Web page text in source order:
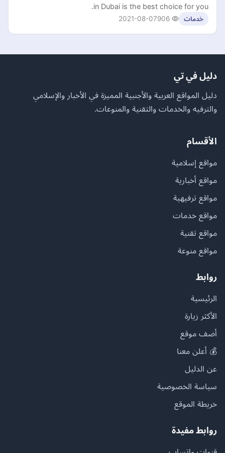
in Dubai is the best choice for you.
خدمات 2021-08-07
دليل في تي
دليل المواقع العربية والأجنبية المميزة في الأخبار والإسلامي
والترفيه والخدمات والتقنية والمنوعات.
الأقسام
مواقع إسلامية
مواقع أخبارية
مواقع ترفيهية
مواقع خدمات
مواقع تقنية
مواقع منوعة
روابط
الرئيسية
الأكثر زيارة
أضف موقع
💰 أعلن معنا
عن الدليل
سياسة الخصوصية
خريطة الموقع
روابط مفيدة